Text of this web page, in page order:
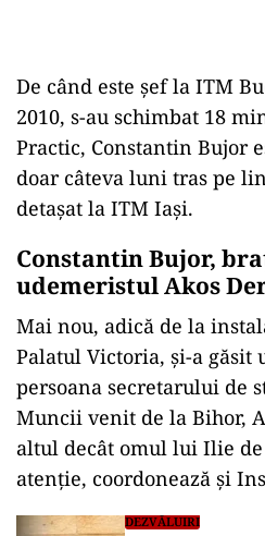
De când este șef la ITM
2010, s-au schimbat 18
Practic, Constantin Bujor
doar câteva luni tras pe
detașat la ITM Iași.
Constantin Bujor,
udemeristul Akos
Mai nou, adică de la
Palatul Victoria, și-a găsit
persoana secretarului de
Muncii venit de la Bihor,
altul decât omul lui Ilie
atenție, coordonează și
DEZVĂLUIRI